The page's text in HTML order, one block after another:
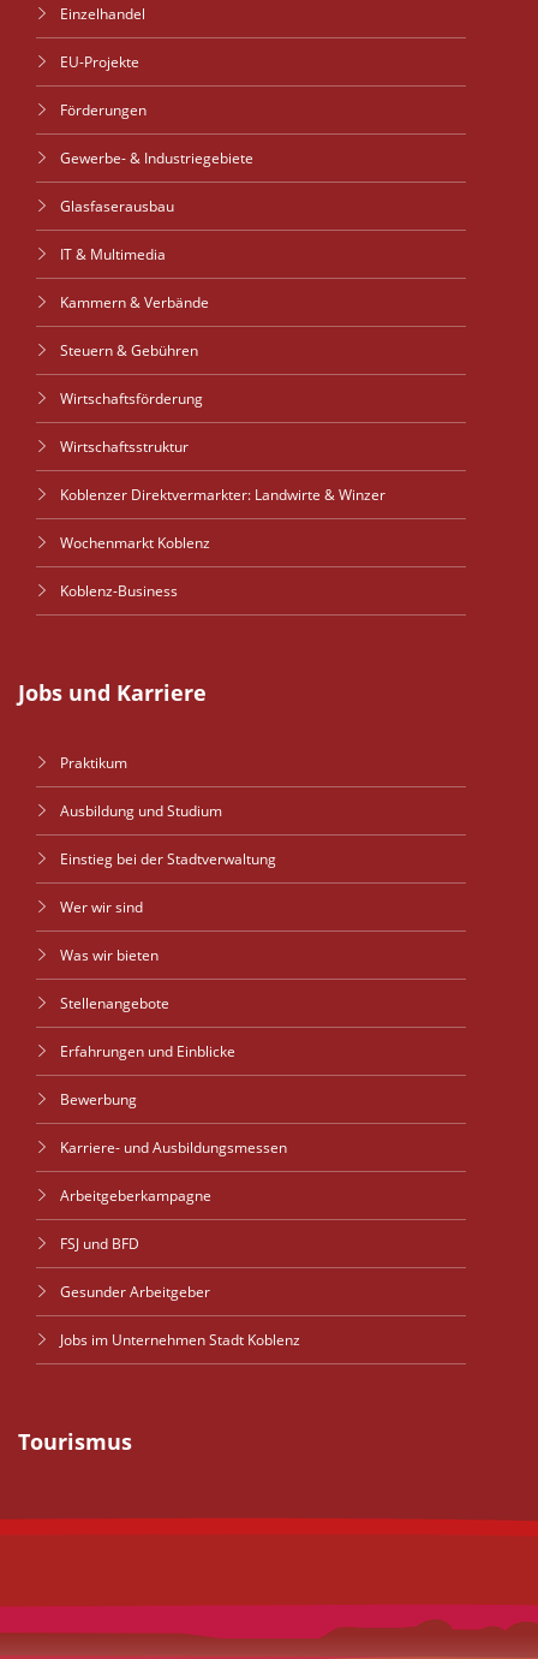
Einzelhandel
EU-Projekte
Förderungen
Gewerbe- & Industriegebiete
Glasfaserausbau
IT & Multimedia
Kammern & Verbände
Steuern & Gebühren
Wirtschaftsförderung
Wirtschaftsstruktur
Koblenzer Direktvermarkter: Landwirte & Winzer
Wochenmarkt Koblenz
Koblenz-Business
Jobs und Karriere
Praktikum
Ausbildung und Studium
Einstieg bei der Stadtverwaltung
Wer wir sind
Was wir bieten
Stellenangebote
Erfahrungen und Einblicke
Bewerbung
Karriere- und Ausbildungsmessen
Arbeitgeberkampagne
FSJ und BFD
Gesunder Arbeitgeber
Jobs im Unternehmen Stadt Koblenz
Tourismus